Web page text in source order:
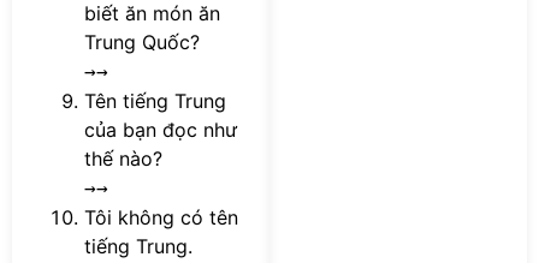
biết ăn món ăn
Trung Quốc?
→→
Tên tiếng Trung
của bạn đọc như
thế nào?
→→
Tôi không có tên
tiếng Trung.